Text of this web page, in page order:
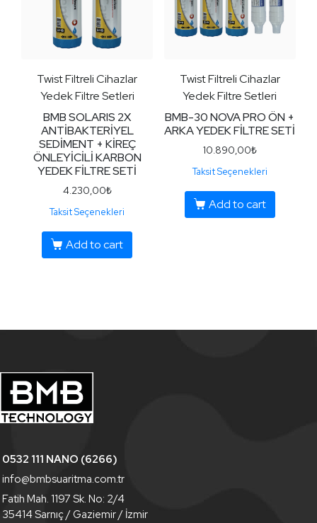
Twist Filtreli Cihazlar
Yedek Filtre Setleri
BMB SOLARIS 2X
ANTİBAKTERİYEL
SEDİMENT + KİREÇ
ÖNLEYİCİLİ KARBON
YEDEK FİLTRE SETİ
4.230,00₺
Taksit Seçenekleri
Add to cart
Twist Filtreli Cihazlar
Yedek Filtre Setleri
BMB-30 NOVA PRO ÖN +
ARKA YEDEK FİLTRE SETİ
10.890,00₺
Taksit Seçenekleri
Add to cart
0532 111 NANO (6266)
info@bmbsuaritma.com.tr
Fatih Mah. 1197 Sk. No: 2/4
35414 Sarnıç / Gaziemir / İzmir